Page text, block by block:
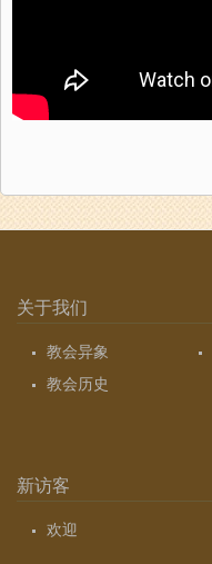
关于我们
教会异象
教会历史
新访客
欢迎